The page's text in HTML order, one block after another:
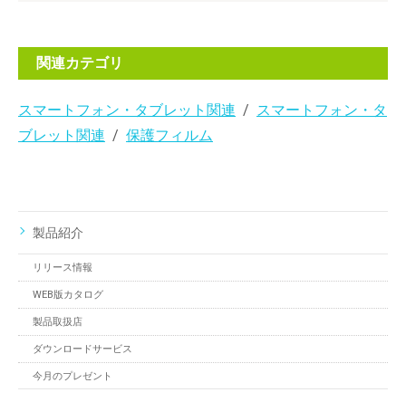
関連カテゴリ
スマートフォン・タブレット関連
スマートフォン・タ
ブレット関連
保護フィルム
製品紹介
リリース情報
WEB版カタログ
製品取扱店
ダウンロードサービス
今月のプレゼント